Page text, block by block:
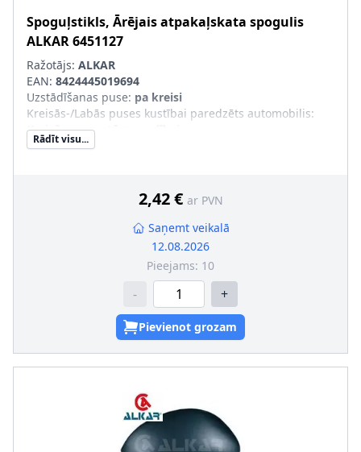
Spoguļstikls, Ārējais atpakaļskata spogulis
ALKAR6451127
Ražotājs: ALKAR
EAN: 8424445019694
Uzstādīšanas puse: pa kreisi
Kreisās-/Labās puses kustībai paredzēts automobilis:
Kreisāspuses stūres vadībai
Ārējais-/Iekšējais spogulis
Rādīt visu...
2,42 € ar PVN
Saņemt veikalā
12.08.2026
Pieejams: 10
- +
Pievienot grozam